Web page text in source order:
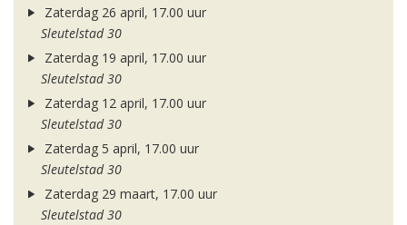
Zaterdag 26 april, 17.00 uur
Sleutelstad 30
Zaterdag 19 april, 17.00 uur
Sleutelstad 30
Zaterdag 12 april, 17.00 uur
Sleutelstad 30
Zaterdag 5 april, 17.00 uur
Sleutelstad 30
Zaterdag 29 maart, 17.00 uur
Sleutelstad 30